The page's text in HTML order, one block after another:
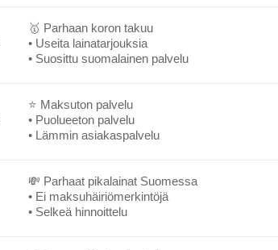
🥇 Parhaan koron takuu
• Useita lainatarjouksia
• Suosittu suomalainen palvelu
⭐ Maksuton palvelu
• Puolueeton palvelu
• Lämmin asiakaspalvelu
💸 Parhaat pikalainat Suomessa
• Ei maksuhäiriömerkintöjä
• Selkeä hinnoittelu